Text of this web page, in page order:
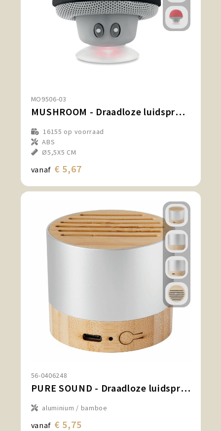
MO9506-03
MUSHROOM - Draadloze luidspreker
16155 op voorraad
ABS
Ø5,5X5 CM
vanaf € 5,67
56-0406248
PURE SOUND - Draadloze luidsprekers
aluminium / bamboe
vanaf € 5,75